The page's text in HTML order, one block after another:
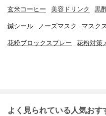
玄米コーヒー 美容ドリンク 黒
鍼シール ノーズマスク マスク
花粉ブロックスプレー 花粉対策
よく見られている人気おす